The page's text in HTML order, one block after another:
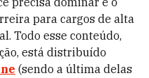
para cargos de alta
Todo esse conteúdo,
está distribuído
(sendo a última delas